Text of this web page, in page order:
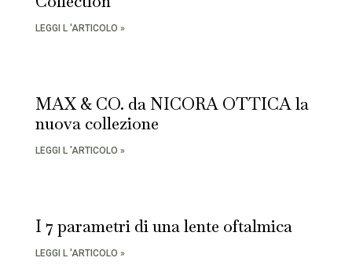
LEGGI L 'ARTICOLO »
MAX & CO. da NICORA OTTICA la
nuova collezione
LEGGI L 'ARTICOLO »
I 7 parametri di una lente oftalmica
LEGGI L 'ARTICOLO »